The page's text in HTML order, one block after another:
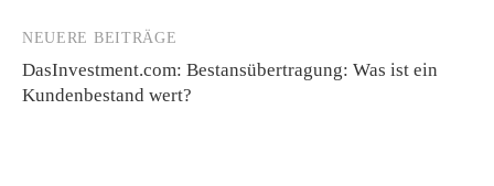
NEUERE BEITRÄGE
DasInvestment.com: Bestansübertragung: Was ist ein
Kundenbestand wert?